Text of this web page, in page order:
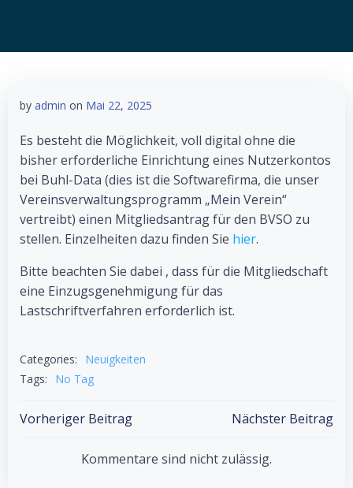
by admin on Mai 22, 2025
Es besteht die Möglichkeit, voll digital ohne die
bisher erforderliche Einrichtung eines Nutzerkontos
bei Buhl-Data (dies ist die Softwarefirma, die unser
Vereinsverwaltungsprogramm „Mein Verein“
vertreibt) einen Mitgliedsantrag für den BVSO zu
stellen. Einzelheiten dazu finden Sie hier.
Bitte beachten Sie dabei , dass für die Mitgliedschaft
eine Einzugsgenehmigung für das
Lastschriftverfahren erforderlich ist.
Categories:
Neuigkeiten
Tags:
No Tag
Post
navigation
Vorheriger Beitrag
Post
navigation
Nächster Beitrag
Kommentare sind nicht zulässig.